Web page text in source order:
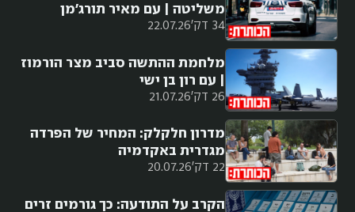
34 דק' 22.07.26
משליטה | עם מאיר תורג'מן
26 דק' 21.07.26
מלחמת ההתשה סביב מצר הורמוז
| עם רון בן ישי
22 דק' 20.07.26
מדרון חלקלק: המחיר של הפרדה
מגדרית באקדמיה
הקרב על התודעה: כך גורמים זרים